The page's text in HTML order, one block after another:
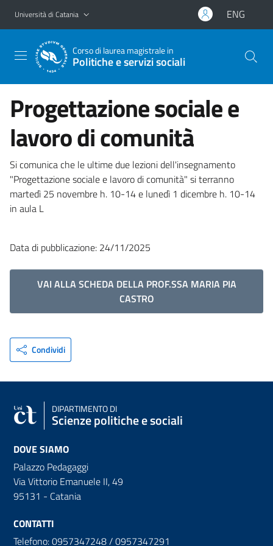
Vai al contenuto principale
Vai al menu di navigazione
Università di Catania ENG
Corso di laurea magistrale in
Politiche e servizi sociali
Progettazione sociale e
lavoro di comunità
Si comunica che le ultime due lezioni dell'insegnamento
"Progettazione sociale e lavoro di comunità" si terranno
martedì 25 novembre h. 10-14 e lunedì 1 dicembre h. 10-14
in aula L
Data di pubblicazione: 24/11/2025
VAI ALLA SCHEDA DELLA PROF.SSA MARIA PIA
CASTRO
Condividi
DIPARTIMENTO DI
Scienze politiche e sociali
DOVE SIAMO
Palazzo Pedagaggi
Via Vittorio Emanuele II, 49
95131 - Catania
CONTATTI
Telefono: 0957347248 / 0957347291